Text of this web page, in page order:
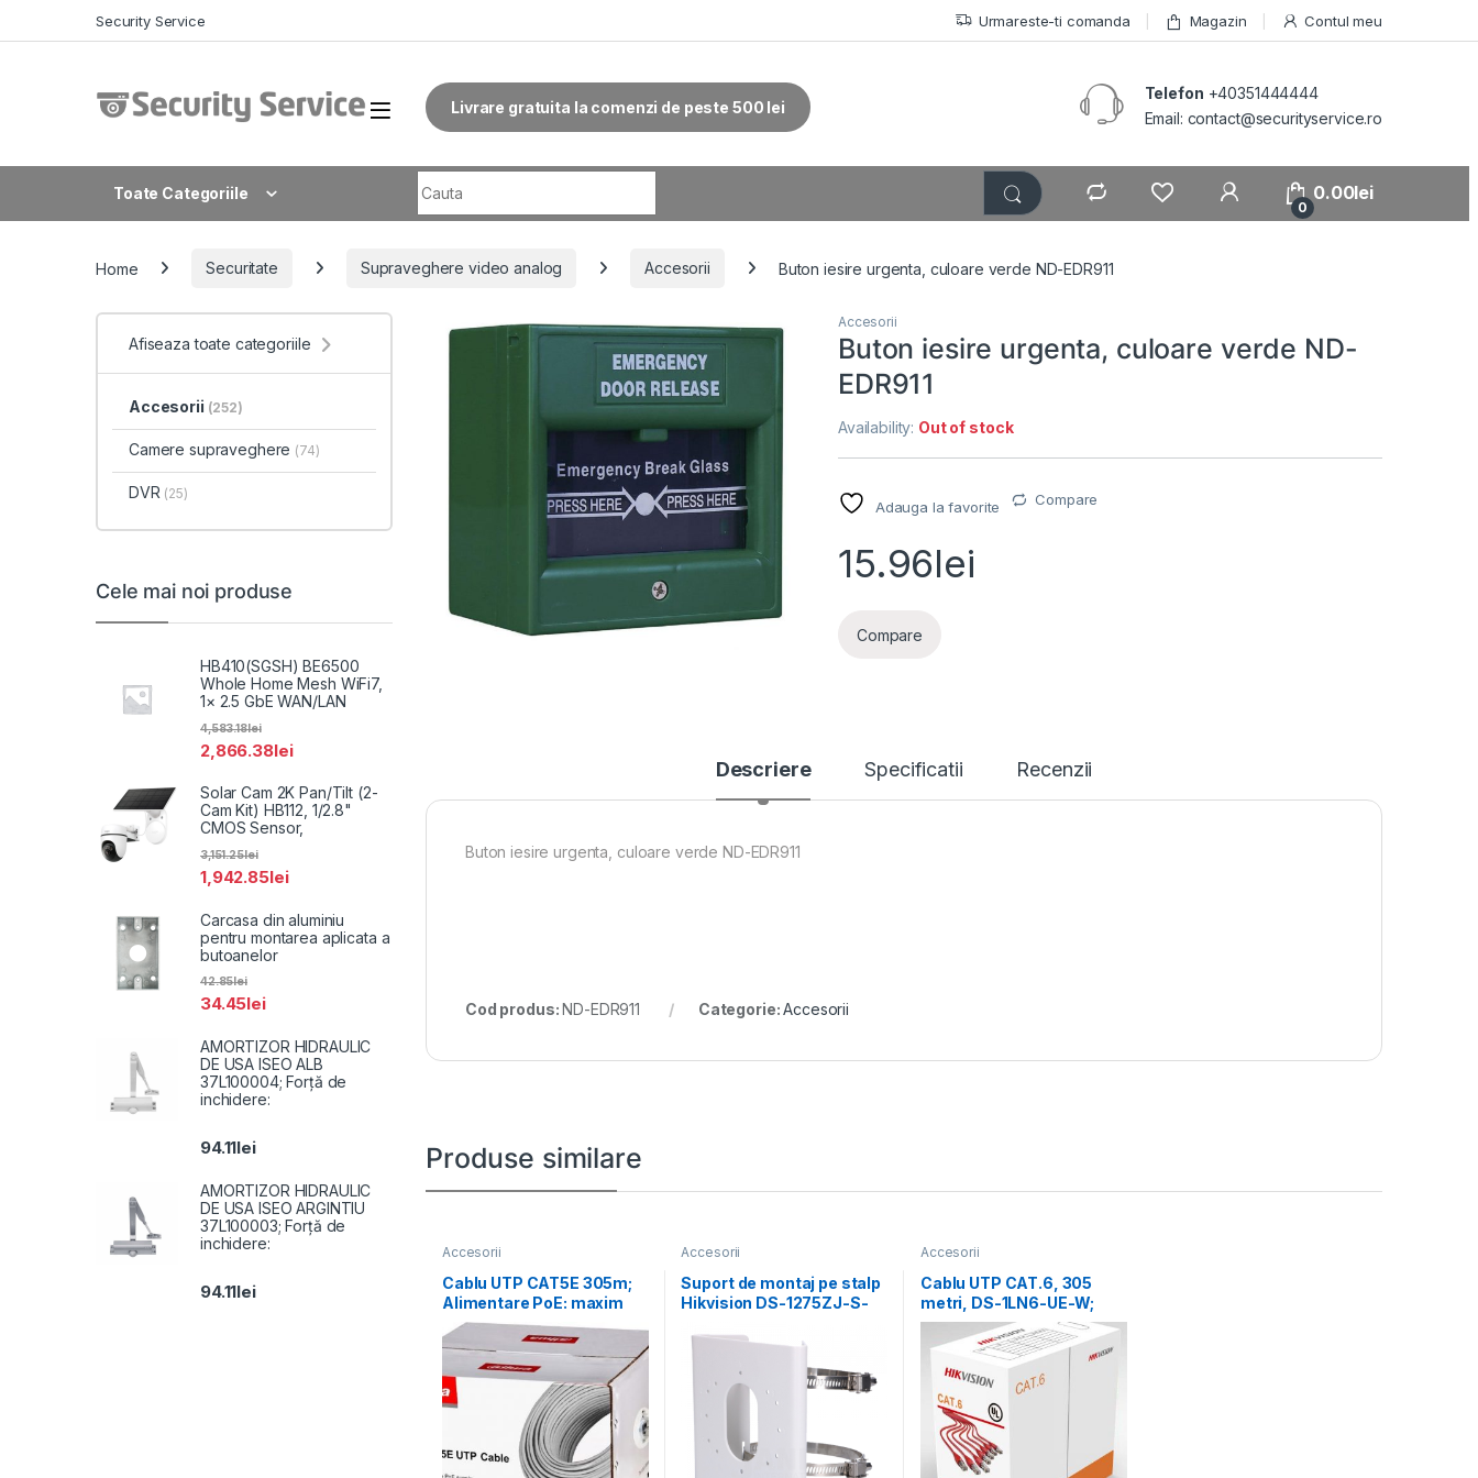
Security Service Urmareste-ti comanda Magazin Contul meu
Livrare gratuita la comenzi de peste 500 lei
Telefon +40351444444
Email: contact@securityservice.ro
Toate Categoriile
0
0.00lei
Home Securitate Supraveghere video analog Accesorii Buton iesire urgenta, culoare verde ND-EDR911
Accesorii
Buton iesire urgenta, culoare verde ND-
EDR911
Availability: Out of stock
Adauga la favorite Compare
15.96lei
Compare
Descriere Specificatii Recenzii
Buton iesire urgenta, culoare verde ND-EDR911
Cod produs:ND-EDR911 Categorie:Accesorii
Produse similare
Accesorii
Cablu UTP CAT5E 305m;
Alimentare PoE: maxim
160m, conductor: 0.45*
Accesorii
Suport de montaj pe stalp
Hikvision DS-1275ZJ-S-
Accesorii
Cablu UTP CAT.6, 305
metri, DS-1LN6-UE-W;
Diametru fir: 0.53mm,
OFC,
Afiseaza toate categoriile
Accesorii (252)
Camere supraveghere (74)
DVR (25)
Cele mai noi produse
HB410(SGSH) BE6500
Whole Home Mesh WiFi7,
1× 2.5 GbE WAN/LAN
2,866.38lei
4,583.18lei
Solar Cam 2K Pan/Tilt (2-
Cam Kit) HB112, 1/2.8"
CMOS Sensor,
1,942.85lei
3,151.25lei
Carcasa din aluminiu
pentru montarea aplicata a
butoanelor
34.45lei
42.85lei
AMORTIZOR HIDRAULIC
DE USA ISEO ALB
37L100004; Forță de
inchidere:
94.11lei
AMORTIZOR HIDRAULIC
DE USA ISEO ARGINTIU
37L100003; Forță de
inchidere:
94.11lei